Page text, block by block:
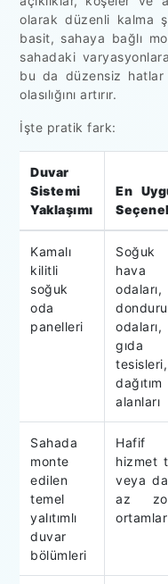
olarak düzenli kalma
basit, sahaya bağlı
sahadaki
bu da düzensiz hatlar
olasılığını artırır.
İşte pratik fark:
Duvar
Sistemi
Yaklaşımı
En
Kamalı
kilitli
soğuk
oda
panelleri
Soğuk
hava
odaları,
odaları,
gıda
tesisleri,
dağıtım
alanları
Sahada
monte
edilen
temel
yalıtımlı
duvar
bölümleri
Hafif
hizmet
veya
az
ortamlar